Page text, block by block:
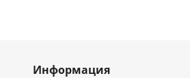
Информация